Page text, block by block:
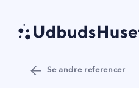
Se andre referencer